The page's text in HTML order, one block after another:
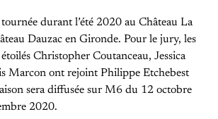
tournée durant l’été 2020 au Château La
Dauzac en Gironde. Pour le jury, les
Christopher Coutanceau, Jessica
Marcon ont rejoint Philippe Etchebest
sera diffusée sur M6 du 12 octobre
2020.